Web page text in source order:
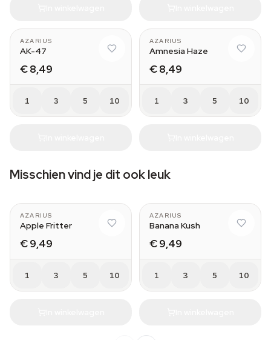
AZARIUS
AK-47
€ 8,49
1 3 5 10
AZARIUS
Amnesia Haze
€ 8,49
1 3 5 10
Misschien vind je dit ook leuk
AZARIUS
Apple Fritter
€ 9,49
1 3 5 10
AZARIUS
Banana Kush
€ 9,49
1 3 5 10